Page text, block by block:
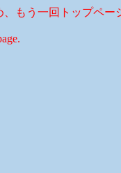
もう一回トップペー